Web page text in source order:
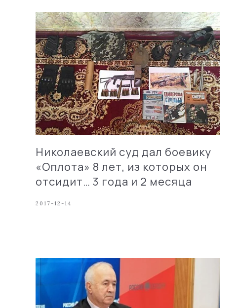
Николаевский суд дал боевику
«Оплота» 8 лет, из которых он
отсидит… 3 года и 2 месяца
2017-12-14